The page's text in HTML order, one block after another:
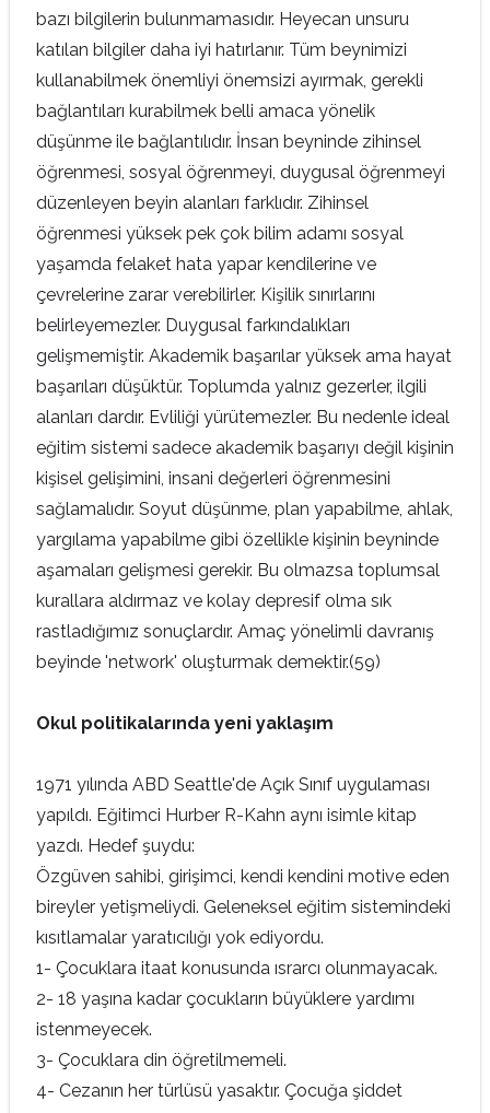
bazı bilgilerin bulunmamasıdır. Heyecan unsuru
katılan bilgiler daha iyi hatırlanır. Tüm beynimizi
kullanabilmek önemliyi önemsizi ayırmak, gerekli
bağlantıları kurabilmek belli amaca yönelik
düşünme ile bağlantılıdır. İnsan beyninde zihinsel
öğrenmesi, sosyal öğrenmeyi, duygusal öğrenmeyi
düzenleyen beyin alanları farklıdır. Zihinsel
öğrenmesi yüksek pek çok bilim adamı sosyal
yaşamda felaket hata yapar kendilerine ve
çevrelerine zarar verebilirler. Kişilik sınırlarını
belirleyemezler. Duygusal farkındalıkları
gelişmemiştir. Akademik başarılar yüksek ama hayat
başarıları düşüktür. Toplumda yalnız gezerler, ilgili
alanları dardır. Evliliği yürütemezler. Bu nedenle ideal
eğitim sistemi sadece akademik başarıyı değil kişinin
kişisel gelişimini, insani değerleri öğrenmesini
sağlamalıdır. Soyut düşünme, plan yapabilme, ahlak,
yargılama yapabilme gibi özellikle kişinin beyninde
aşamaları gelişmesi gerekir. Bu olmazsa toplumsal
kurallara aldırmaz ve kolay depresif olma sık
rastladığımız sonuçlardır. Amaç yönelimli davranış
beyinde 'network' oluşturmak demektir.(59)
Okul politikalarında yeni yaklaşım
1971 yılında ABD Seattle'de Açık Sınıf uygulaması
yapıldı. Eğitimci Hurber R-Kahn aynı isimle kitap
yazdı. Hedef şuydu:
Özgüven sahibi, girişimci, kendi kendini motive eden
bireyler yetişmeliydi. Geleneksel eğitim sistemindeki
kısıtlamalar yaratıcılığı yok ediyordu.
1- Çocuklara itaat konusunda ısrarcı olunmayacak.
2- 18 yaşına kadar çocukların büyüklere yardımı
istenmeyecek.
3- Çocuklara din öğretilmemeli.
4- Cezanın her türlüsü yasaktır. Çocuğa şiddet